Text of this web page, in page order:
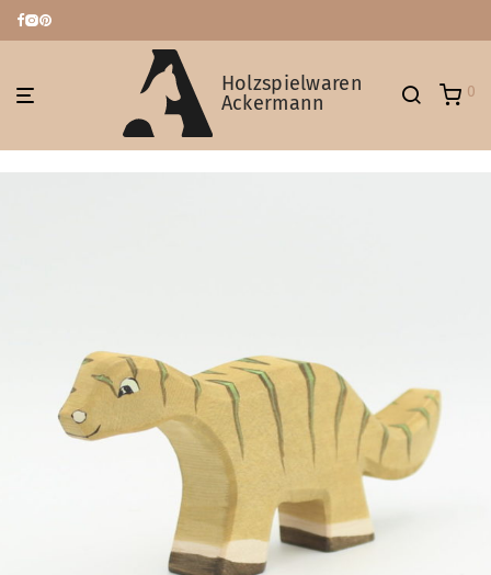
Holzspielwaren
Ackermann
0